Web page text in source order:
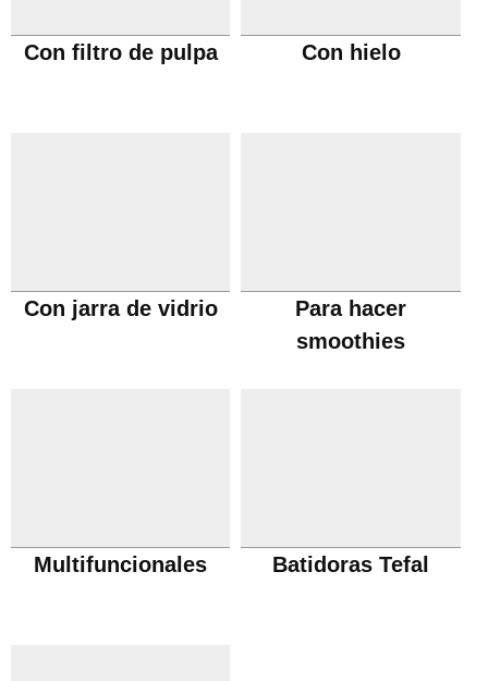
Con filtro de pulpa Con hielo
Con jarra de vidrio
Para hacer
smoothies
Multifuncionales Batidoras Tefal